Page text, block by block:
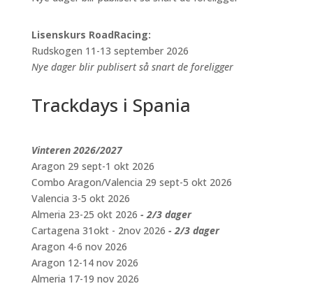
Lisenskurs RoadRacing:
Rudskogen 11-13 september 2026
Nye dager blir publisert så snart de foreligger
Trackdays i Spania
Vinteren 2026/2027
Aragon 29 sept-1 okt 2026
Combo Aragon/Valencia 29 sept-5 okt 2026
Valencia 3-5 okt 2026
Almeria 23-25 okt 2026 - 2/3 dager
Cartagena 31okt - 2nov 2026 - 2/3 dager
Aragon 4-6 nov 2026
Aragon 12-14 nov 2026
Almeria 17-19 nov 2026